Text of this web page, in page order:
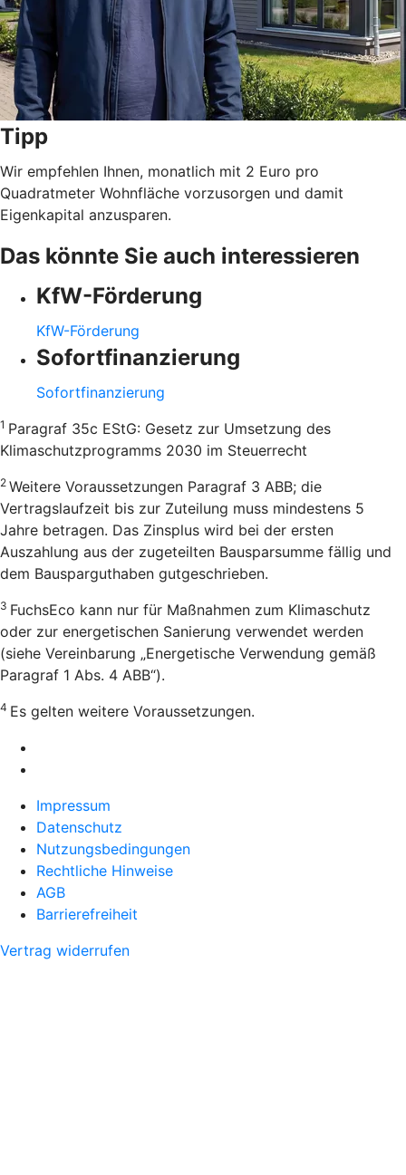
Tipp
Wir empfehlen Ihnen, monatlich mit 2 Euro pro
Quadratmeter Wohnfläche vorzusorgen und damit
Eigenkapital anzusparen.
Das könnte Sie auch interessieren
KfW-Förderung
KfW-Förderung
Sofortfinanzierung
Sofortfinanzierung
1 Paragraf 35c EStG: Gesetz zur Umsetzung des
Klimaschutzprogramms 2030 im Steuerrecht
2 Weitere Voraussetzungen Paragraf 3 ABB; die
Vertragslaufzeit bis zur Zuteilung muss mindestens 5
Jahre betragen. Das Zinsplus wird bei der ersten
Auszahlung aus der zugeteilten Bausparsumme fällig und
dem Bausparguthaben gutgeschrieben.
3 FuchsEco kann nur für Maßnahmen zum Klimaschutz
oder zur energetischen Sanierung verwendet werden
(siehe Vereinbarung „Energetische Verwendung gemäß
Paragraf 1 Abs. 4 ABB“).
4 Es gelten weitere Voraussetzungen.
Impressum
Datenschutz
Nutzungsbedingungen
Rechtliche Hinweise
AGB
Barrierefreiheit
Vertrag widerrufen